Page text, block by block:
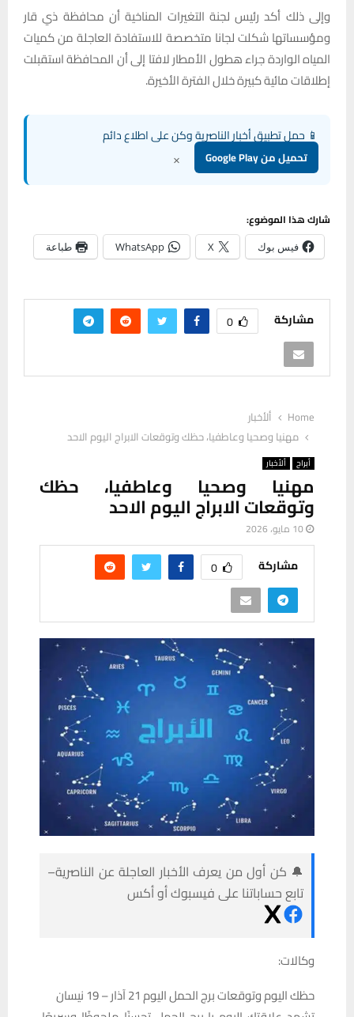
وإلى ذلك أكد رئيس لجنة التغيرات المناخية أن محافظة ذي قار
ومؤسساتها شكلت لجانا متخصصة للاستفادة العاجلة من كميات
المياه الواردة جراء هطول الأمطار لافتا إلى أن المحافظة استقبلت
إطلاقات مائية كبيرة خلال الفترة الأخيرة.
📱 حمل تطبيق أخبار الناصرية وكن على اطلاع دائم
تحميل من Google Play ×
شارك هذا الموضوع:
فيس بوك X
WhatsApp طباعة
مشاركة 0
Home
ألأخبار
مهنيا وصحيا وعاطفيا، حظك وتوقعات الابراج اليوم الاحد
أبراج ألأخبار
مهنيا وصحيا وعاطفيا، حظك
وتوقعات الابراج اليوم الاحد
10 مايو، 2026
مشاركة 0
🔔 كن أول من يعرف الأخبار العاجلة عن الناصرية–
تابع حساباتنا على فيسبوك أو أكس
وكالات:
حظك اليوم وتوقعات برج الحمل اليوم 21 آذار – 19 نيسان